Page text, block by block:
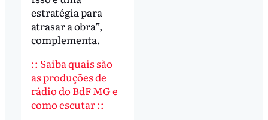
estratégia para
atrasar a obra”,
complementa.
:: Saiba quais são
as produções de
rádio do BdF MG e
como escutar ::